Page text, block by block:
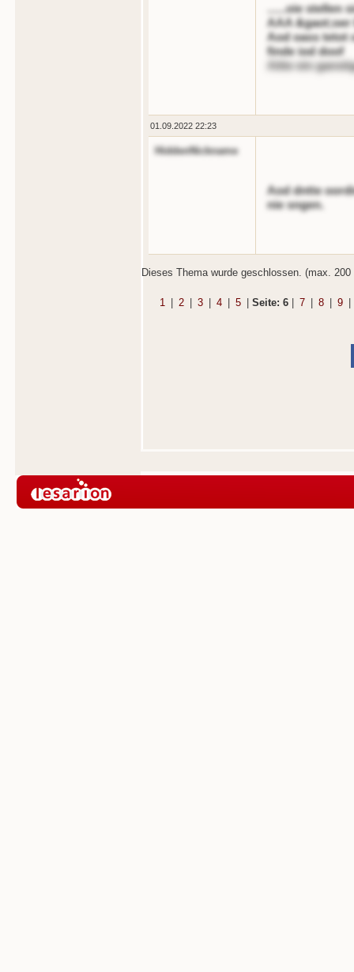
......oie stellen
AAA
Aod oass tetot
finde iod doof
Aitte ein
01.09.2022 22:23
HiddenNickname
Aod dntte
nie sngen.
Dieses Thema wurde geschlossen. (max. 200
1 2 3 4 5 Seite: 6 7 8 9